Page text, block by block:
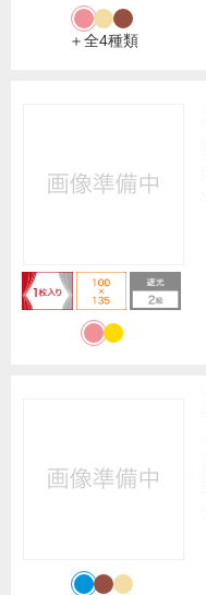
＋全4種類